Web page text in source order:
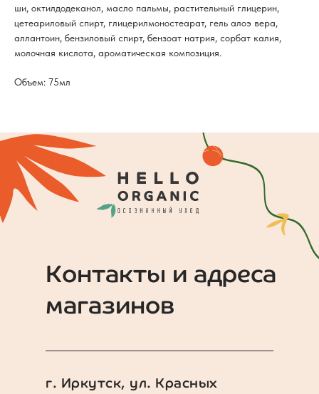
ши, октилдодеканол, масло пальмы, растительный глицерин,
цетеариловый спирт, глицерилмоностеарат, гель алоэ вера,
аллантоин, бензиловый спирт, бензоат натрия, сорбат калия,
молочная кислота, ароматическая композиция.
Объем: 75мл
Контакты и адреса
магазинов
г. Иркутск, ул. Красных